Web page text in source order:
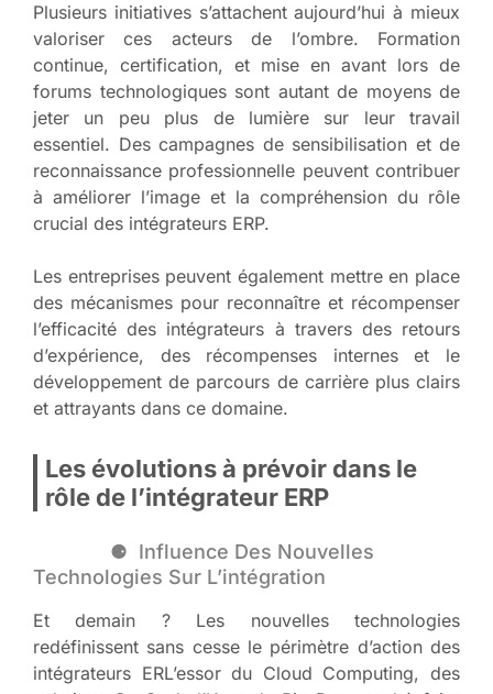
Plusieurs initiatives s’attachent aujourd’hui à mieux
valoriser ces acteurs de l’ombre. Formation
continue, certification, et mise en avant lors de
forums technologiques sont autant de moyens de
jeter un peu plus de lumière sur leur travail
essentiel. Des campagnes de sensibilisation et de
reconnaissance professionnelle peuvent contribuer
à améliorer l’image et la compréhension du rôle
crucial des intégrateurs ERP.
Les entreprises peuvent également mettre en place
des mécanismes pour reconnaître et récompenser
l’efficacité des intégrateurs à travers des retours
d’expérience, des récompenses internes et le
développement de parcours de carrière plus clairs
et attrayants dans ce domaine.
Les évolutions à prévoir dans le
rôle de l’intégrateur ERP
Influence Des Nouvelles
Technologies Sur L’intégration
Et demain ? Les nouvelles technologies
redéfinissent sans cesse le périmètre d’action des
intégrateurs ERL’essor du Cloud Computing, des